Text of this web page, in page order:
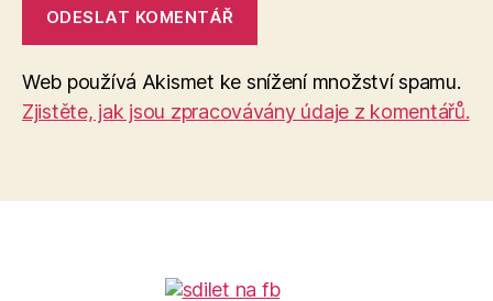
Web používá Akismet ke snížení množství spamu.
Zjistěte, jak jsou zpracovávány údaje z komentářů.